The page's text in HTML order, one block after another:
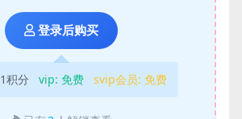
登录后购买
1积分 vip: 免费 svip会员: 免费